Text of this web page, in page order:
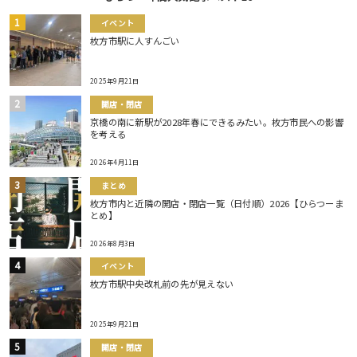
イベント
枚方市駅に人すんごい
2025年9月21日
開店・閉店
京橋の南に新駅が2028年春にできるみたい。枚方市民への影響
を考える
2026年4月11日
まとめ
枚方市内と近隣の開店・閉店一覧（日付順）2026【ひらつーま
とめ】
2026年8月3日
イベント
枚方市駅中央改札前の先が見えない
2025年9月21日
開店・閉店